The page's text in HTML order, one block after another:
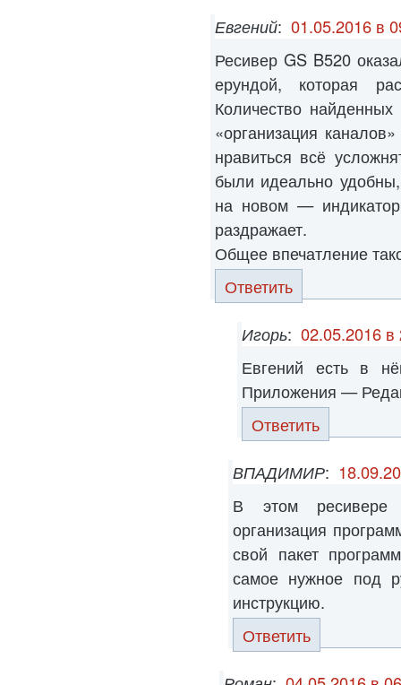
Евгений: 01.05.2016 в
Ресивер GS B520
ерундой, которая
Количество
«организация
нравиться всё
были идеально
на новом —
раздражает.
Общее впечатление
Ответить
Игорь: 02.05.2016 в
Евгений есть в
Приложения —
Ответить
ВПАДИМИР:
В этом ресивере
организация
свой пакет
самое нужное под
инструкцию.
Ответить